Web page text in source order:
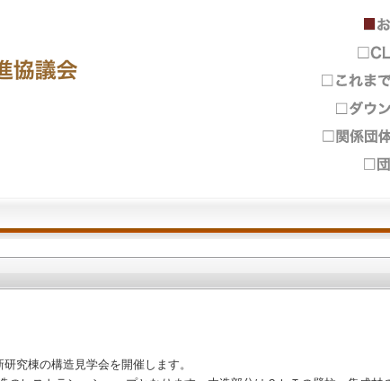
究棟の構造見学会を開催します。